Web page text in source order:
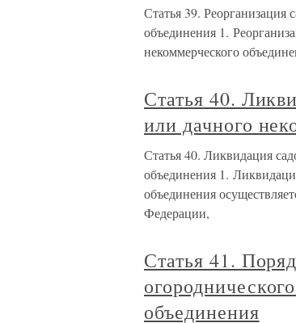
Статья 39. Реорганизация
объединения 1.
некоммерческого
Статья 40.
или дачного
Статья 40. Ликвидация
объединения 1.
объединения
Федерации,
Статья 41.
объединения